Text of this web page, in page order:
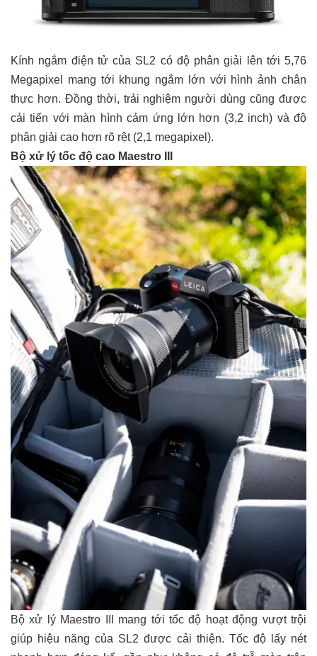
Kính ngắm điện tử của SL2 có độ phân giải lên tới 5,76
Megapixel mang tới khung ngắm lớn với hình ảnh chân
thực hơn. Đồng thời, trải nghiệm người dùng cũng được
cải tiến với màn hình cảm ứng lớn hơn (3,2 inch) và độ
phân giải cao hơn rõ rệt (2,1 megapixel).
Bộ xử lý tốc độ cao Maestro III
Bộ xử lý Maestro III mang tới tốc độ hoạt động vượt trội
giúp hiệu năng của SL2 được cải thiện. Tốc độ lấy nét